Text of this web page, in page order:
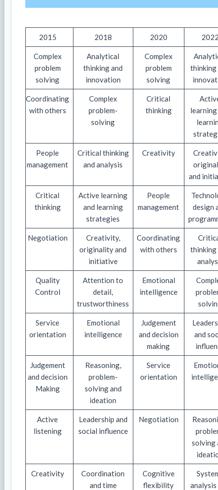
2015 2018 2020
Complex
problem
solving
Analytical
thinking and
innovation
Complex
problem
solving
thinking
Coordinating
with others
Complex
problem-
solving
Critical
thinking
learning
People
management
Critical thinking
and analysis
Creativity
and
Critical
thinking
Active learning
and learning
strategies
People
management
design
Negotiation
Creativity,
originality and
initiative
Coordinating
with others
thinking
Quality
Control
Attention to
detail,
trustworthiness
Emotional
intelligence
Service
orientation
Emotional
intelligence
Judgement
and decision
making
and
Judgement
and decision
Making
Reasoning,
problem-
solving and
ideation
Service
orientation
Active
listening
Leadership and
social influence
Negotiation
solving
Creativity
Coordination
and time
Cognitive
flexibility
analysis